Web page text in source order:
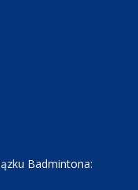
Badmintona: